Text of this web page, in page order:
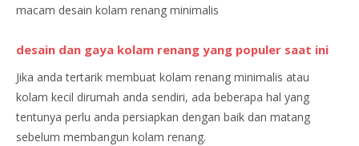
macam desain kolam renang minimalis
desain dan gaya kolam renang yang populer saat ini
Jika anda tertarik membuat kolam renang minimalis atau
kolam kecil dirumah anda sendiri, ada beberapa hal yang
tentunya perlu anda persiapkan dengan baik dan matang
sebelum membangun kolam renang.